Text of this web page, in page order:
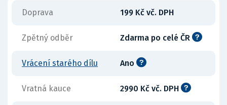
Doprava 199 Kč vč. DPH
Zpětný odběr Zdarma po celé ČR
Vrácení starého dílu Ano
Vratná kauce 2990 Kč vč. DPH